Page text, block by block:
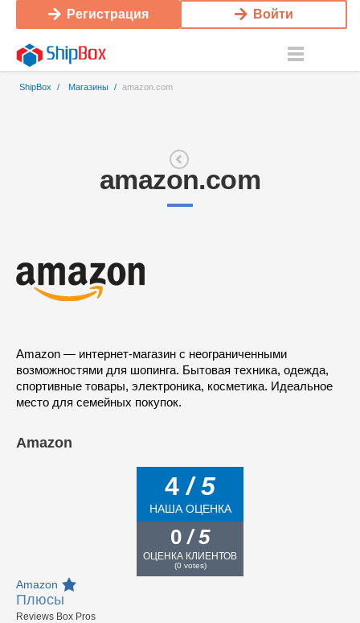
Регистрация Войти
ShipBox / Магазины / amazon.com
amazon.com
Amazon — интернет-магазин с неограниченными
возможностями для шопинга. Бытовая техника, одежда,
спортивные товары, электроника, косметика. Идеальное
место для семейных покупок.
Amazon
4/ 5
НАША ОЦЕНКА
0 / 5
ОЦЕНКА КЛИЕНТОВ
(0votes)
Amazon
Плюсы
Reviews Box Pros